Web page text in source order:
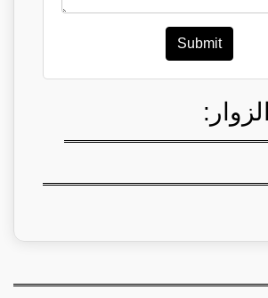
Submit